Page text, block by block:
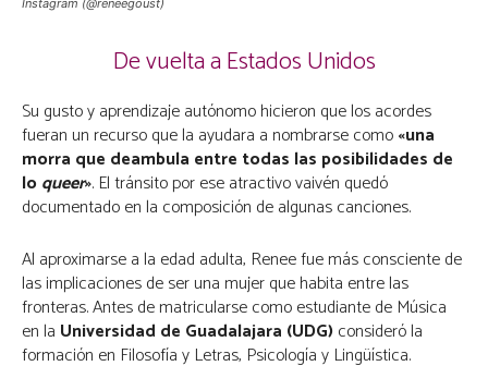
Instagram (@reneegoust)
De vuelta a Estados Unidos
Su gusto y aprendizaje autónomo hicieron que los acordes
fueran un recurso que la ayudara a nombrarse como«una
morra que deambula entre todas las posibilidades de
lo queer». El tránsito por ese atractivo vaivén quedó
documentado en la composición de algunas canciones.
Al aproximarse a la edad adulta, Renee fue más consciente de
las implicaciones de ser una mujer que habita entre las
fronteras. Antes de matricularse como estudiante de Música
en la Universidad de Guadalajara (UDG)consideró la
formación en Filosofía y Letras, Psicología y Lingüística.